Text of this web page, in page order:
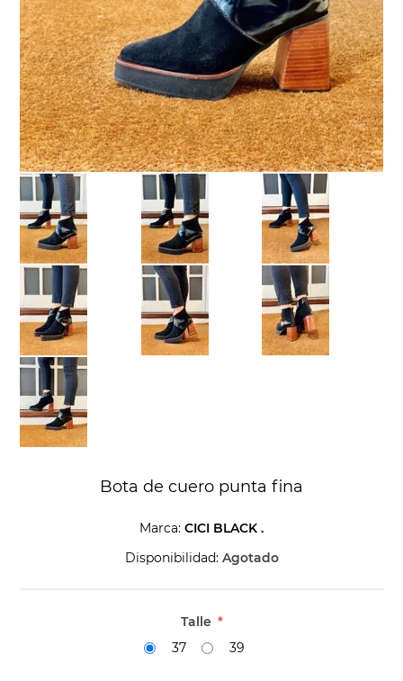
Bota de cuero punta fina
Marca: CICI BLACK .
Disponibilidad: Agotado
Talle *
37
39